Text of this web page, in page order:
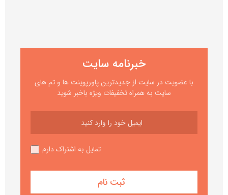
خبرنامه سایت
با عضویت در سایت از جدیدترین پاورپوینت ها و تم های
سایت به همراه تخفیفات ویژه باخبر شوید
تمایل به اشتراک دارم